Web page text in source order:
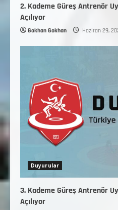
2. Kademe Güreş Antrenör
Açılıyor
Gokhan Gokhan Haziran 29,
Duyurular
3. Kademe Güreş Antrenör
Açılıyor